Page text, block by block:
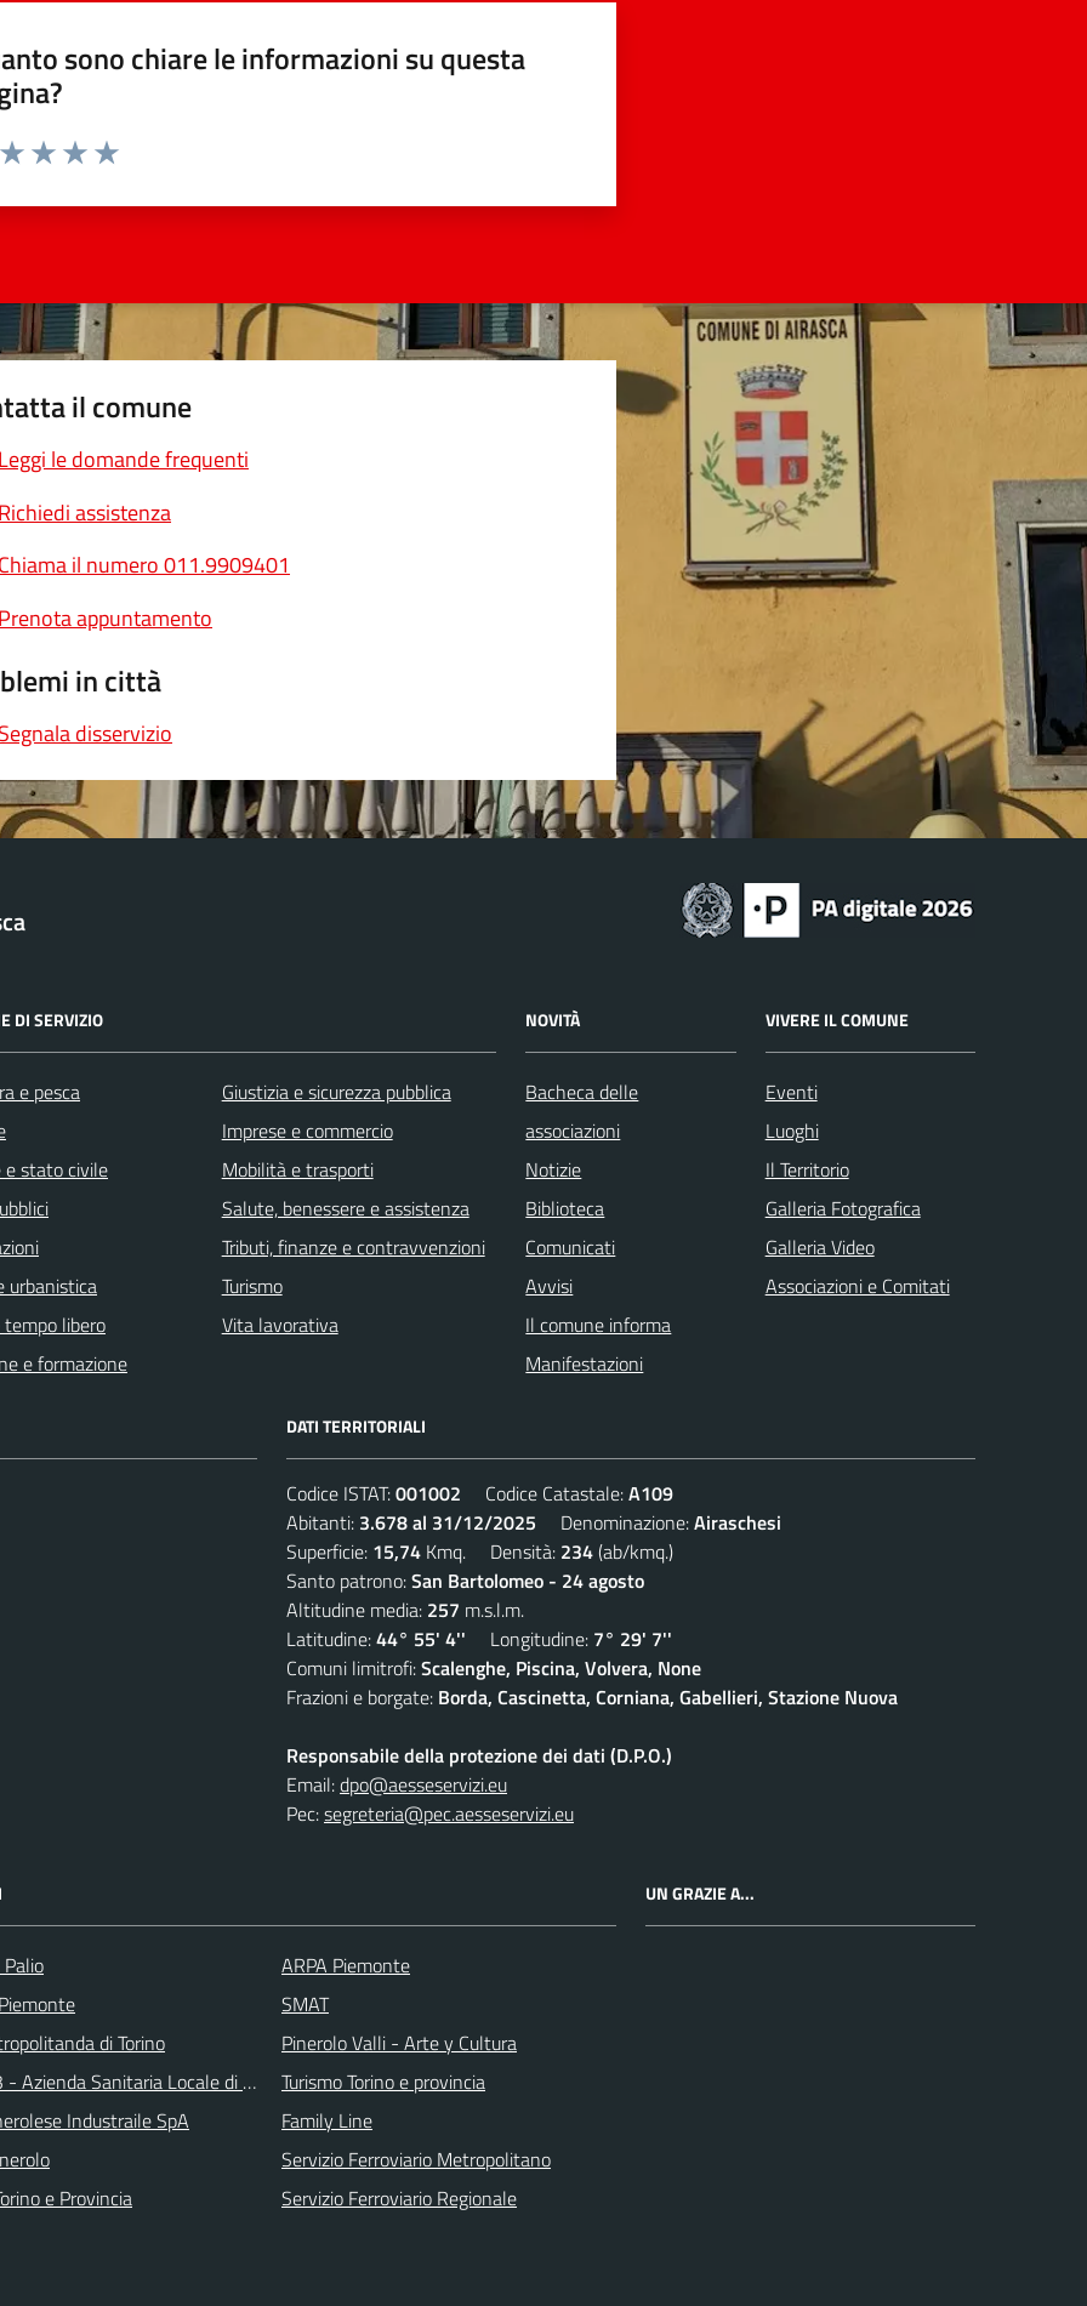
sono chiare le informazioni su questa
da 1 a 5 stelle la pagina
il comune
le domande frequenti
Richiedi assistenza
il numero 011.9909401
Prenota appuntamento
in città
disservizio
DI SERVIZIO
e pesca
e stato civile
urbanistica
libero
e formazione
Giustizia e sicurezza pubblica
Imprese e commercio
Mobilità e trasporti
Salute, benessere e assistenza
Tributi, finanze e contravvenzioni
Turismo
Vita lavorativa
NOVITÀ
Bacheca delle
associazioni
Notizie
Biblioteca
Comunicati
Avvisi
Il comune informa
Manifestazioni
VIVERE IL COMUNE
Eventi
Luoghi
Il Territorio
Galleria Fotografica
Galleria Video
Associazioni e Comitati
DATI TERRITORIALI
Codice ISTAT:001002 Codice Catastale:A109
Abitanti: 3.678 al 31/12/2025 Denominazione:Airaschesi
Superficie: 15,74 Kmq. Densità: 234(ab/kmq.)
Santo patrono:San Bartolomeo - 24 agosto
Altitudine media: 257 m.s.l.m.
Latitudine:44° 55' 4'' Longitudine: 7° 29' 7''
Comuni limitrofi:Scalenghe, Piscina, Volvera, None
Frazioni e borgate: Borda, Cascinetta, Corniana, Gabellieri, Stazione Nuova
Responsabile della protezione dei dati (D.P.O.)
Email:dpo@aesseservizi.eu
Pec:segreteria@pec.aesseservizi.eu
di Torino
- Azienda Sanitaria Locale di Collegno e Pinerolo
Industraile SpA
e Provincia
ARPA Piemonte
SMAT
Pinerolo Valli - Arte y Cultura
Turismo Torino e provincia
Family Line
Servizio Ferroviario Metropolitano
Servizio Ferroviario Regionale
UN GRAZIE A...